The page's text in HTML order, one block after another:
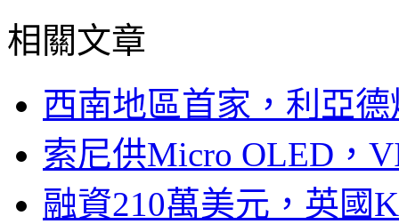
相關文章
西南地區首家，利亞
索尼供Micro OLED，
融資210萬美元，英國